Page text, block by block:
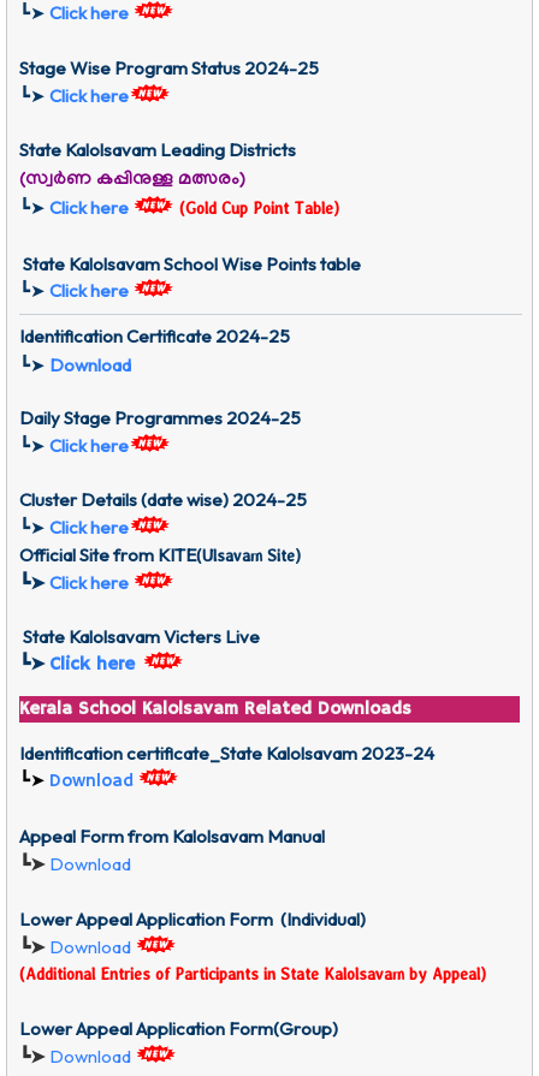
┗➤ Click here
Stage Wise Program Status 2024-25
┗➤ Click here
State Kalolsavam Leading Districts
(സ്വർണ കപ്പിനുള്ള മത്സരം)
┗➤ Click here (Gold Cup Point Table)
State Kalolsavam School Wise Points table
┗➤ Click here
Identification Certificate 2024-25
┗➤ Download
Daily Stage Programmes 2024-25
┗➤ Click here
Cluster Details (date wise) 2024-25
┗➤ Click here
Official Site from KITE(Ulsavam Site)
┗➤Click here
State Kalolsavam Victers Live
┗➤ Click here
Kerala School Kalolsavam Related Downloads
Identification certificate_State Kalolsavam 2023-24
┗➤ Download
Appeal Form from Kalolsavam Manual
┗➤ Download
Lower Appeal Application Form (Individual)
┗➤ Download
(Additional Entries of Participants in State Kalolsavam by Appeal)
Lower Appeal Application Form(Group)
┗➤ Download